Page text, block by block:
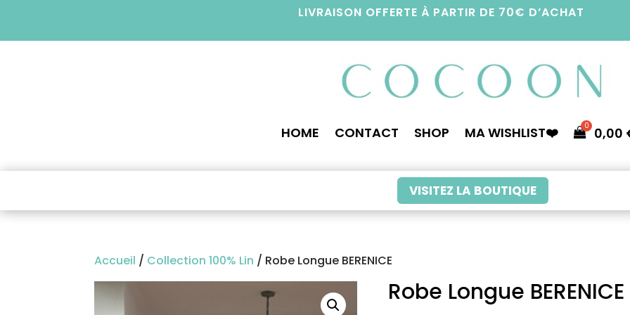
LIVRAISON OFFERTE À PARTIR DE 70€ D’ACHAT
HOME CONTACT SHOP MA WISHLIST❤️ 0,00
VISITEZ LA BOUTIQUE
Accueil / Collection 100% Lin / Robe Longue BERENICE
Robe Longue BERENICE